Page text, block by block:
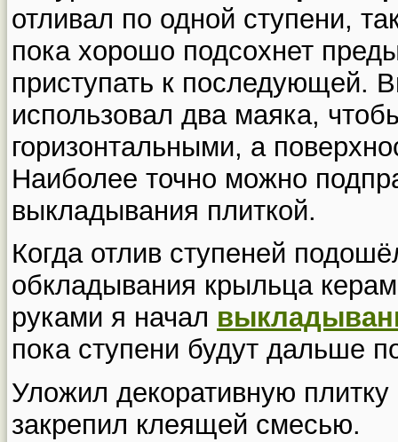
отливал по одной ступени,
пока хорошо подсохнет
приступать к последующей.
использовал два маяка,
горизонтальными, а
Наиболее точно можно
выкладывания плиткой.
Когда отлив ступеней
обкладывания крыльца
руками я начал
пока ступени будут дальше
Уложил декоративную
закрепил клеящей смесью.